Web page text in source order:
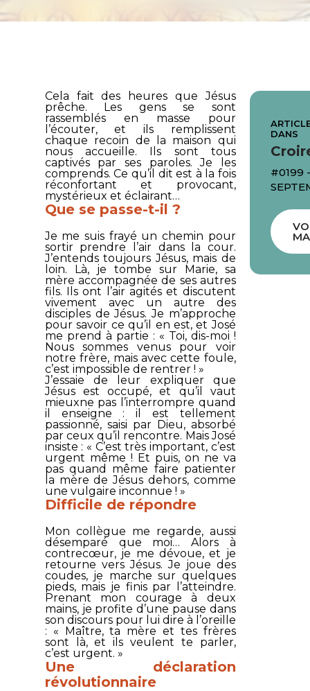
Cela fait des heures que Jésus
prêche. Les gens se sont
rassemblés en masse pour
l’écouter, et ils remplissent
chaque recoin de la maison qui
nous accueille. Ils sont tous
captivés par ses paroles. Je les
comprends. Ce qu’il dit est à la fois
réconfortant et provocant,
mystérieux et éclairant…
Que se passe-t-il ?
Je me suis frayé un chemin pour
sortir prendre l’air dans la cour.
J’entends toujours Jésus, mais de
loin. Là, je tombe sur Marie, sa
mère accompagnée de ses autres
fils. Ils ont l’air agités et discutent
vivement avec un autre des
disciples de Jésus. Je m’approche
pour savoir ce qu’il en est, et José
me prend à partie : « Toi, dis-moi !
Nous sommes venus pour voir
notre frère, mais avec cette foule,
c’est impossible de rentrer ! »
J’essaie de leur expliquer que
Jésus est occupé, et qu’il vaut
mieuxne pas l’interrompre quand
il enseigne : il est tellement
passionné, saisi par Dieu, absorbé
par ceux qu’il rencontre. Mais José
insiste : « C’est très important, c’est
urgent même ! Et puis, on ne va
pas quand même faire patienter
la mère de Jésus dehors, comme
une vulgaire inconnue ! »
Difficile de répondre
Mon collègue me regarde, aussi
désemparé que moi… Alors à
contrecœur, je me dévoue, et je
retourne vers Jésus. Je joue des
coudes, je marche sur quelques
pieds, mais je finis par l’atteindre.
Prenant mon courage à deux
mains, je profite d’une pause dans
son discours pour lui dire à l’oreille
: « Maître, ta mère et tes frères
sont là, et ils veulent te parler,
c’est urgent. »
Une déclaration
révolutionnaire
DANS
#0199 -